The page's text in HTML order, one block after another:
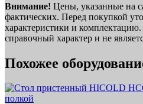
Внимание! Цены, указанные на
фактических. Перед покупкой
характеристики и
справочный характер и не
Похожее